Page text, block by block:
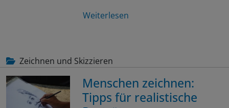
Weiterlesen
Zeichnen und Skizzieren
Menschen zeichnen:
Tipps für realistische